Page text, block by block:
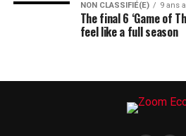
NON CLASSIFIÉ(E) 9 ans
The final 6 ‘Game of
feel like a full season